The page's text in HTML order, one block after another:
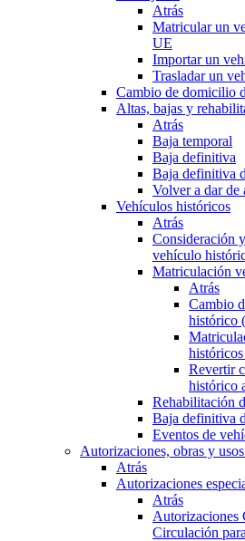
Atrás
Matricular un
UE
Importar un
Trasladar un
Cambio de domicilio
Altas, bajas y
Atrás
Baja temporal
Baja definitiva
Baja definitiva
Volver a dar de
Vehículos históricos
Atrás
Consideración
vehículo
Matriculación
Atrás
Cambio
histórico
Revertir
histórico
Rehabilitación
Baja definitiva
Eventos de
Autorizaciones, obras y
Atrás
Autorizaciones
Atrás
Autorizaciones
Circulación